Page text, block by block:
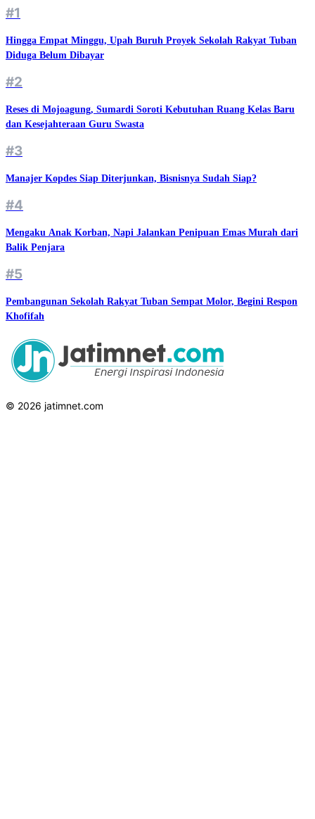
#1
Hingga Empat Minggu, Upah Buruh Proyek Sekolah Rakyat Tuban
Diduga Belum Dibayar
#2
Reses di Mojoagung, Sumardi Soroti Kebutuhan Ruang Kelas Baru
dan Kesejahteraan Guru Swasta
#3
Manajer Kopdes Siap Diterjunkan, Bisnisnya Sudah Siap?
#4
Mengaku Anak Korban, Napi Jalankan Penipuan Emas Murah dari
Balik Penjara
#5
Pembangunan Sekolah Rakyat Tuban Sempat Molor, Begini Respon
Khofifah
© 2026 jatimnet.com